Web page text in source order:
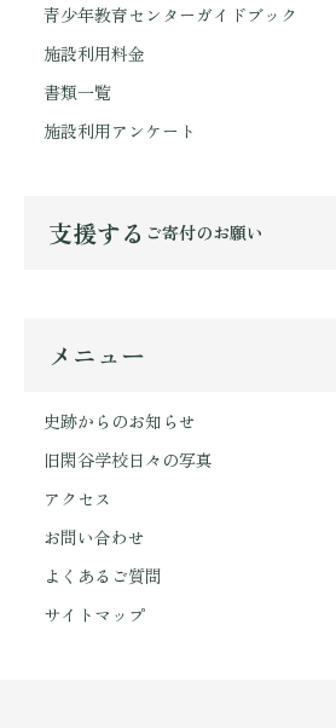
青少年教育センターガイドブック
施設利用料金
書類一覧
施設利用アンケート
支援する ご寄付のお願い
メニュー
史跡からのお知らせ
旧閑谷学校日々の写真
アクセス
お問い合わせ
よくあるご質問
サイトマップ